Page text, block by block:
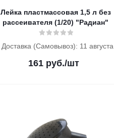
Лейка пластмассовая 1,5 л без
рассеивателя (1/20) "Радиан"
Доставка (Самовывоз): 11 августа
161 руб./шт